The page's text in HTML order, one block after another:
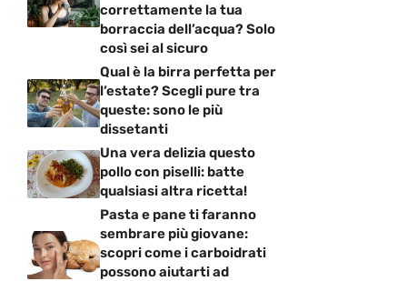
correttamente la tua
borraccia dell’acqua? Solo
così sei al sicuro
Qual è la birra perfetta per
l’estate? Scegli pure tra
queste: sono le più
dissetanti
Una vera delizia questo
pollo con piselli: batte
qualsiasi altra ricetta!
Pasta e pane ti faranno
sembrare più giovane:
scopri come i carboidrati
possono aiutarti ad